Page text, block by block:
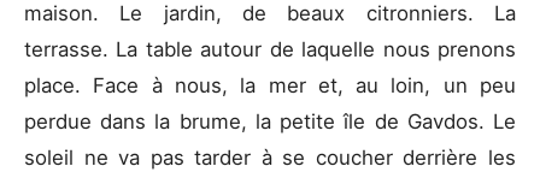
maison. Le jardin, de beaux citronniers. La
terrasse. La table autour de laquelle nous prenons
place. Face à nous, la mer et, au loin, un peu
perdue dans la brume, la petite île de Gavdos. Le
soleil ne va pas tarder à se coucher derrière les